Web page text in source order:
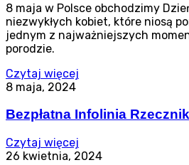
8 maja w Polsce obchodzimy
niezwykłych kobiet, które niosą
jednym z najważniejszych
porodzie.
Czytaj więcej
8 maja, 2024
Bezpłatna Infolinia
Czytaj więcej
26 kwietnia, 2024